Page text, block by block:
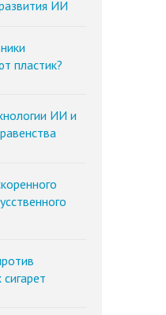
ИИ
пластик?
ИИ и